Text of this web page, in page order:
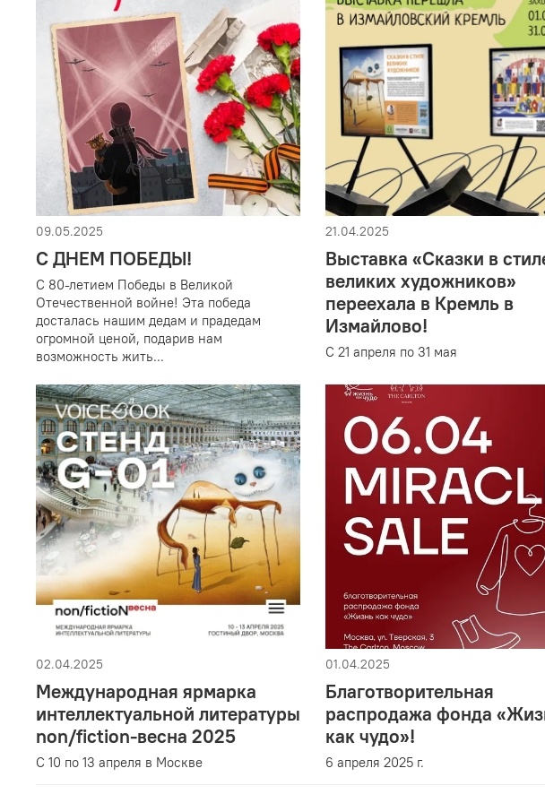
09.05.2025
С ДНЕМ ПОБЕДЫ!
С 80-летием Победы в Великой
Отечественной войне! Эта победа
досталась нашим дедам и прадедам
огромной ценой, подарив нам
возможность жить...
21.04.2025
Выставка «Сказки в
великих художников»
переехала в Кремль в
Измайлово!
С 21 апреля по 31 мая
02.04.2025
Международная ярмарка
интеллектуальной литературы
non/fiction-весна 2025
С 10 по 13 апреля в Москве
01.04.2025
Благотворительная
распродажа фонда
как чудо»!
6 апреля 2025 г.